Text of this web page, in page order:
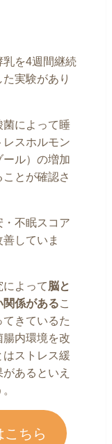
乳を4週間継続
た実験があり
菌によって睡
スホルモン
ール）の増加
ことが確認さ
・不眠スコア
していま
よって脳と
関係があるこ
てきているた
内環境を改
ストレス緩
あるといえ
こちら